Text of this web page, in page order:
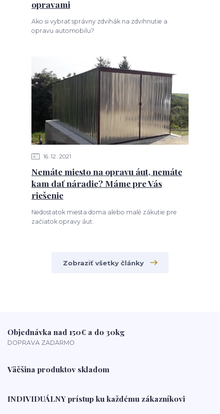
opravami
Ako si vybrať správny zdvihák na zdvihnutie a
opravu automobilu?
16 12 2021
Nemáte miesto na opravu áut, nemáte
kam dať náradie? Máme pre Vás
riešenie
Nedostatok miesta doma alebo malé zákutie pre
začiatok opravy áut.
Zobraziť všetky články
Objednávka nad 150€ a do 30kg
DOPRAVA ZADARMO
Väčšina produktov skladom
INDIVIDUÁLNY prístup ku každému zákazníkovi